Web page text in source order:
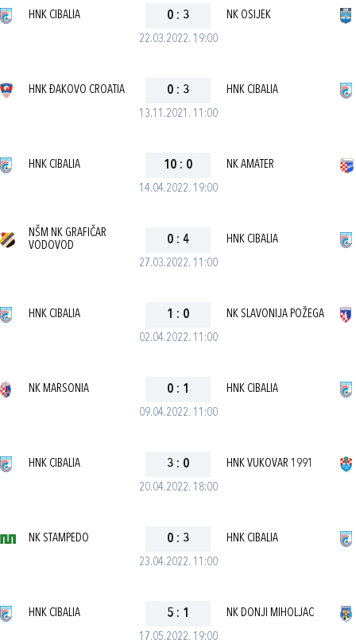
22.03.2022. 19:00
HNK CIBALIA 0 : 3 NK OSIJEK
13.11.2021. 11:00
HNK ĐAKOVO CROATIA 0 : 3 HNK CIBALIA
14.04.2022. 19:00
HNK CIBALIA 10 : 0 NK AMATER
27.03.2022. 11:00
NŠM NK GRAFIČAR
VODOVOD
0 : 4 HNK CIBALIA
02.04.2022. 11:00
HNK CIBALIA 1 : 0 NK SLAVONIJA POŽEGA
09.04.2022. 11:00
NK MARSONIA 0 : 1 HNK CIBALIA
20.04.2022. 18:00
HNK CIBALIA 3 : 0 HNK VUKOVAR 1991
23.04.2022. 11:00
NK STAMPEDO 0 : 3 HNK CIBALIA
17.05.2022. 19:00
HNK CIBALIA 5 : 1 NK DONJI MIHOLJAC